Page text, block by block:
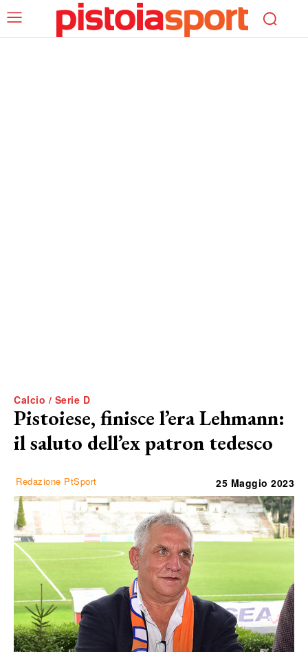
Calcio / Serie D
Pistoiese, finisce l’era Lehmann:
il saluto dell’ex patron tedesco
Redazione PtSport 25 Maggio 2023